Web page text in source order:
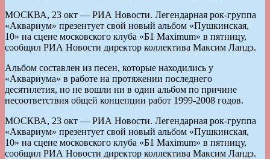
МОСКВА, 23 окт — РИА Новости. Легендарная рок-группа
«Аквариум» презентует свой новый альбом «Пушкинская,
10» на сцене московского клуба «Б1 Maximum» в пятницу,
сообщил РИА Новости директор коллектива Максим Ландэ.
Альбом составлен из песен, которые находились у
«Аквариума» в работе на протяжении последнего
десятилетия, но не вошли ни в один альбом по причине
несоответствия общей концепции работ 1999-2008 годов.
МОСКВА, 23 окт — РИА Новости. Легендарная рок-группа
«Аквариум» презентует свой новый альбом «Пушкинская,
10» на сцене московского клуба «Б1 Maximum» в пятницу,
сообщил РИА Новости директор коллектива Максим Ландэ.